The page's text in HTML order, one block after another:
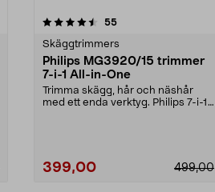
55recensioner
Skäggtrimmers
Philips MG3920/15 trimmer
7-i-1 All-in-One
Trimma skägg, hår och näshår
med ett enda verktyg. Philips 7-i-1
399,00 499,00
4.5 av 5 stjärnor